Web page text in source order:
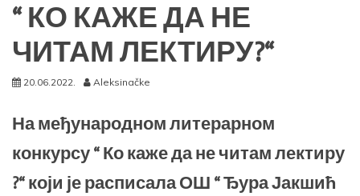
“ КО КАЖЕ ДА НЕ
ЧИТАМ ЛЕКТИРУ?“
20.06.2022. Aleksinačke
На међународном литерарном
конкурсу “ Ко каже да не читам лектиру
?“ који је расписала ОШ “ Ђура Јакшић